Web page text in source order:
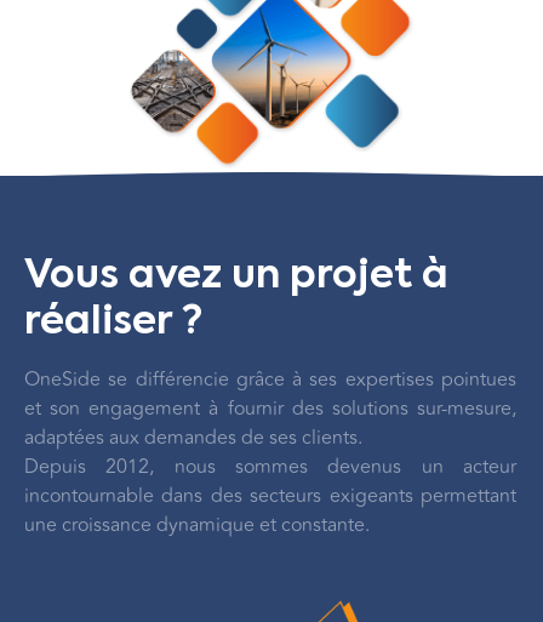
Vous avez un projet à
réaliser ?
OneSide se différencie grâce à ses expertises pointues
et son engagement à fournir des solutions sur-mesure,
adaptées aux demandes de ses clients.
Depuis 2012, nous sommes devenus un acteur
incontournable dans des secteurs exigeants permettant
une croissance dynamique et constante.